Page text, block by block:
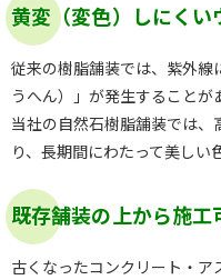
黄変（変色）しにく
従来の樹脂舗装では、紫外
うへん）」が発生することが
当社の自然石樹脂舗装では
り、長期間にわたって美しい
既存舗装の上から施工
古くなったコンクリート・